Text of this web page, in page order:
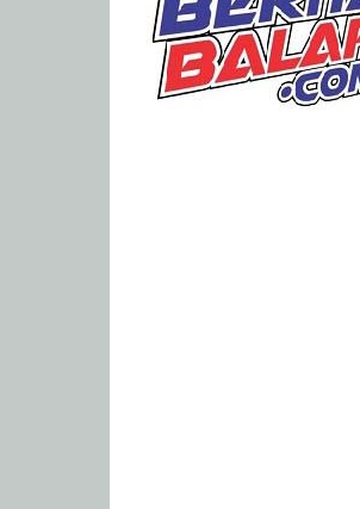
Portal
Berita
Balap
Paling